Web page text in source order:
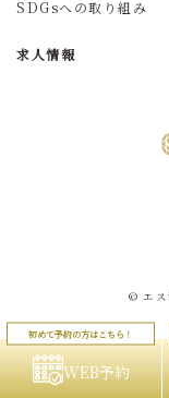
SDGsへの取り組み
求人情報
© エス
WEB予約